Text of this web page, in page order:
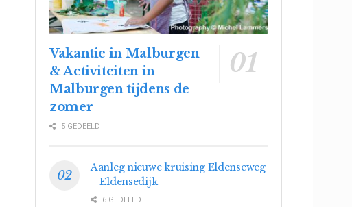
Vakantie in Malburgen
& Activiteiten in
Malburgen tijdens de
zomer
5 GEDEELD
Aanleg nieuwe kruising Eldenseweg
– Eldensedijk
6 GEDEELD